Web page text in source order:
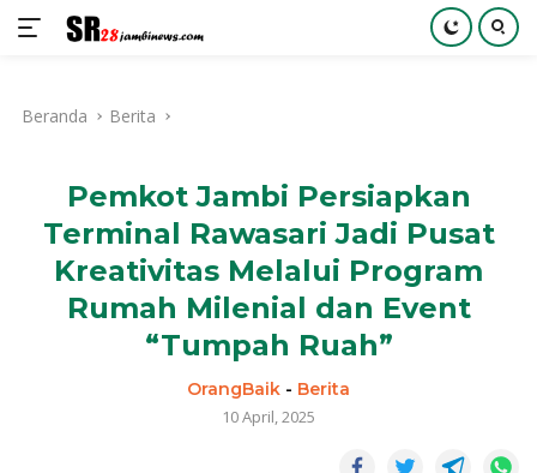
kontenBeranda Berita
Pemkot Jambi Persiapkan
Terminal Rawasari Jadi Pusat
Kreativitas Melalui Program
Rumah Milenial dan Event
“Tumpah Ruah”
OrangBaik - Berita
10 April, 2025